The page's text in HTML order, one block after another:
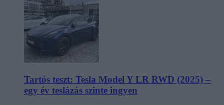
Tartós teszt: Tesla Model Y LR RWD (2025) –
egy év teslázás szinte ingyen